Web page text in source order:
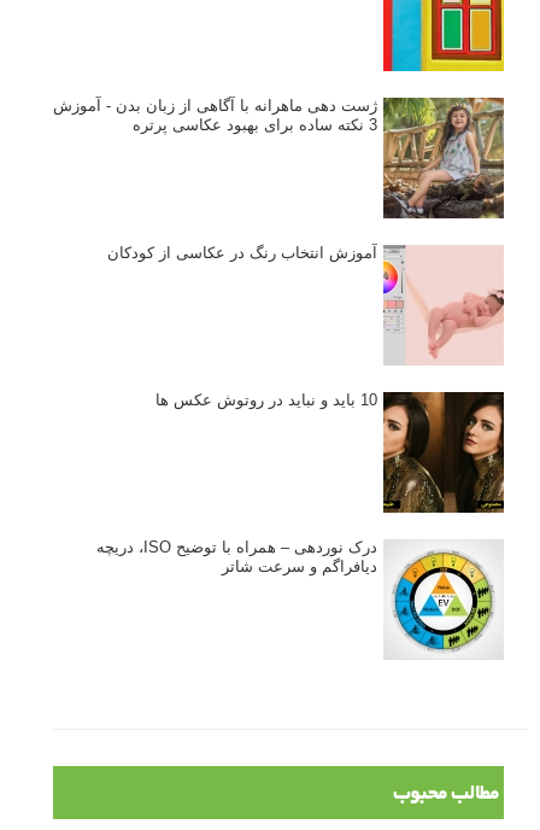
ژست دهی ماهرانه با آگاهی از زبان بدن - آموزش
3 نکته ساده برای بهبود عکاسی پرتره
آموزش انتخاب رنگ در عکاسی از کودکان
10 باید و نباید در روتوش عکس ها
درک نوردهی – همراه با توضیح ISO، دریچه
دیافراگم و سرعت شاتر
مطالب محبوب